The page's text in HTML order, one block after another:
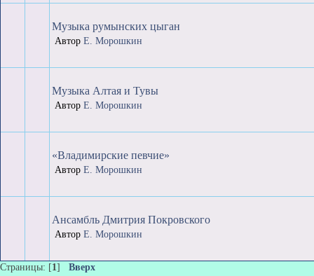
Музыка румынских цыган
Автор Е. Морошкин
Музыка Алтая и Тувы
Автор Е. Морошкин
«Владимирские певчие»
Автор Е. Морошкин
Ансамбль Дмитрия Покровского
Автор Е. Морошкин
Страницы: [1] Вверх